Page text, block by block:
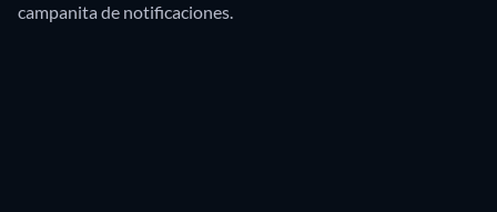
campanita de notificaciones.